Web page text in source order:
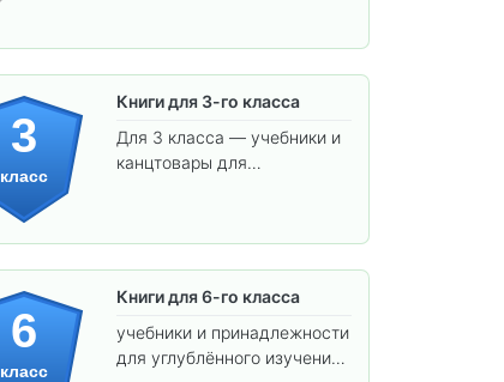
3
класс
Книги для 3-го класса
Для 3 класса — учебники и
канцтовары для
6
класс
Книги для 6-го класса
учебники и принадлежности
для углублённого изучения